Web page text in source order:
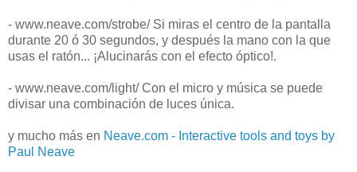
- www.neave.com/strobe/ Si miras el centro de la pantalla
durante 20 ó 30 segundos, y después la mano con la que
usas el ratón... ¡Alucinarás con el efecto óptico!.
- www.neave.com/light/ Con el micro y música se puede
divisar una combinación de luces única.
y mucho más en Neave.com - Interactive tools and toys by
Paul Neave